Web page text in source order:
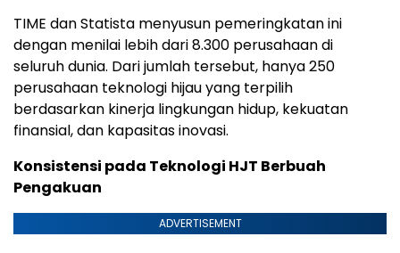
TIME dan Statista menyusun pemeringkatan ini
dengan menilai lebih dari 8.300 perusahaan di
seluruh dunia. Dari jumlah tersebut, hanya 250
perusahaan teknologi hijau yang terpilih
berdasarkan kinerja lingkungan hidup, kekuatan
finansial, dan kapasitas inovasi.
Konsistensi pada Teknologi HJT Berbuah
Pengakuan
ADVERTISEMENT